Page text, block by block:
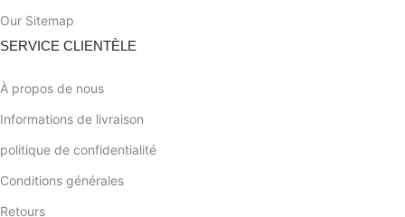
Our Sitemap
SERVICE CLIENTÈLE
À propos de nous
Informations de livraison
politique de confidentialité
Conditions générales
Retours